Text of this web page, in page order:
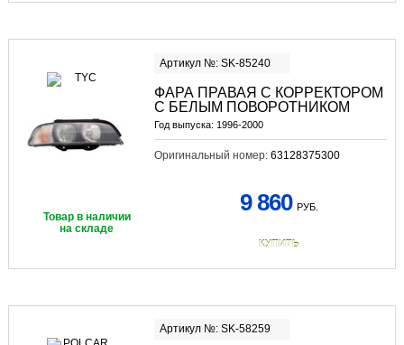
Артикул №: SK-85240
ФАРА ПРАВАЯ С КОРРЕКТОРОМ
С БЕЛЫМ ПОВОРОТНИКОМ
Год выпуска: 1996-2000
Оригинальный номер: 63128375300
Товар в наличии
на складе
9 860 РУБ.
КУПИТЬ
Артикул №: SK-58259